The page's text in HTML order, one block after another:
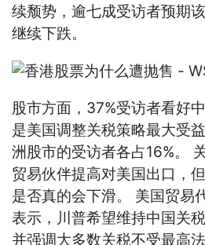
续颓势，逾七成受访者预期
继续下跌。
股市方面，37%受访者看好
是美国调整关税策略最大受
洲股市的受访者各占16%。
贸易伙伴提高对美国出口，
是否真的会下滑。 美国贸易
表示，川普希望维持中国关
并强调大多数关税不受最高法